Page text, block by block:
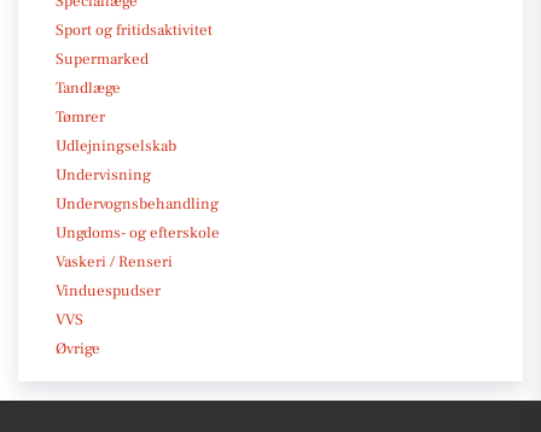
Sport og fritidsaktivitet
Supermarked
Tandlæge
Tømrer
Udlejningselskab
Undervisning
Undervognsbehandling
Ungdoms- og efterskole
Vaskeri / Renseri
Vinduespudser
VVS
Øvrige